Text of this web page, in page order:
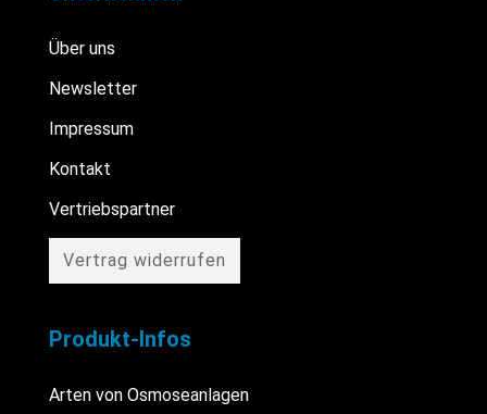
Über uns
Newsletter
Impressum
Kontakt
Vertriebspartner
Vertrag widerrufen
Produkt-Infos
Arten von Osmoseanlagen